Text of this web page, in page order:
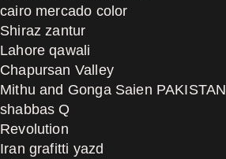
cairo mercado color
Shiraz zantur
Lahore qawali
Chapursan Valley
Mithu and Gonga Saien PAKISTAN
shabbas Q
Revolution
Iran grafitti yazd